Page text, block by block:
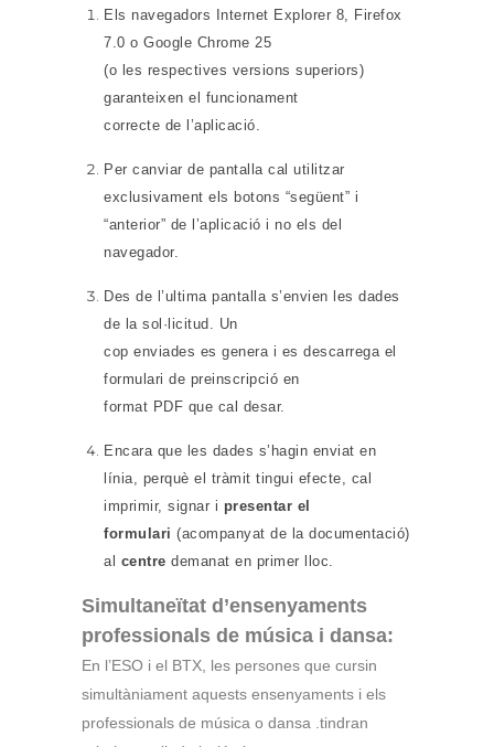
Els navegadors Internet Explorer 8, Firefox
7.0 o Google Chrome 25
(o les respectives versions superiors)
garanteixen el funcionament
correcte de l’aplicació.
Per canviar de pantalla cal utilitzar
exclusivament els botons “següent” i
“anterior” de l’aplicació i no els del
navegador.
Des de l’ultima pantalla s’envien les dades
de la sol·licitud. Un
cop enviades es genera i es descarrega el
formulari de preinscripció en
format PDF que cal desar.
Encara que les dades s’hagin enviat en
línia, perquè el tràmit tingui efecte, cal
imprimir, signar i presentar el
formulari (acompanyat de la documentació)
al centre demanat en primer lloc.
Simultaneïtat d’ensenyaments
professionals de música i dansa:
En l’ESO i el BTX, les persones que cursin
simultàniament aquests ensenyaments i els
professionals de música o dansa .tindran